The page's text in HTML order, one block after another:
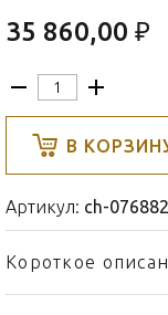
35 860,00 ₽
В
Артикул: ch-
Короткое